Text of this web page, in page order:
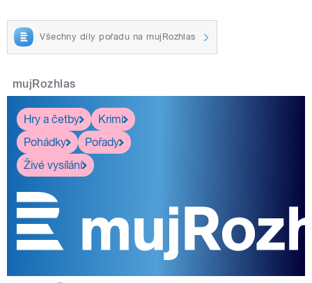
Všechny díly pořadu na mujRozhlas
mujRozhlas
Hry a četby
Krimi
Pohádky
Pořady
Živé vysílání